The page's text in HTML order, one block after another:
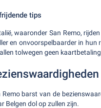
tips
waaronder San Remo,
en onvoorspelbaarder in hun
tolwegen geen
Remo barst van de
Belgen dol op zullen zijn.